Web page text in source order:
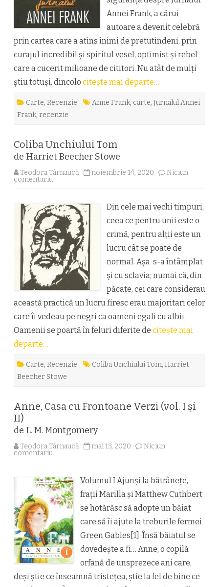
Frank
Annei Frank, a cărui
autoare a devenit celebră
prin cartea care a atins inimi de pretutindeni, prin
curajul incredibil și spiritul vesel, optimist și rebel
care a cucerit milioane de cititori. Nu atât de mulți
știu totuși, dincolo citește mai departe…
Carte, Recenzie Anne Frank, carte, Jurnalul Annei
Frank, recenzie
Coliba Unchiului Tom
de Harriet Beecher Stowe
Teodora Târnaucă noiembrie 14, 2020
Niciun
comentariu
de
Harriet
Beecher
Stowe
Din cele mai vechi timpuri,
ceea ce pentru unii este o
crimă, pentru alţii este un
lucru cât se poate de
normal. Aşa s-a întâmplat
şi cu sclavia; numai că, din
păcate, cei care considerau
această practică un lucru firesc erau majoritari celor
care îi vedeau pe negri ca oameni egali cu albii.
Oamenii se poartă în feluri diferite de citește mai
departe…
Carte, Recenzie Coliba Unchiului Tom, Harriet
Beecher Stowe
Anne, Casa cu Frontoane Verzi (vol. I și
II)
de L. M. Montgomery
Teodora Târnaucă mai 13, 2020
Niciun
comentariu
Frontoane
Verzi
(vol.
I
și
de
L.
M.
Montgomery
Volumul I Ajunși la bătrânețe,
frații Marilla și Matthew Cuthbert
se hotărăsc să adopte un băiat
care să îi ajute la treburile fermei
Green Gables[1]. Însă băiatul se
dovedește a fi… Anne, o copilă
orfană de unsprezece ani care,
deși știe ce înseamnă tristețea, știe la fel de bine ce